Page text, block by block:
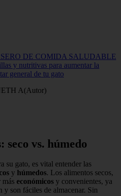
DE COMIDA SALUDABLE
y nutritivas para aumentar la
general de tu gato
A(Autor)
seco vs. húmedo
su gato, es vital entender las
y húmedos. Los alimentos secos,
más económicos y convenientes, ya
y son fáciles de almacenar. Sin